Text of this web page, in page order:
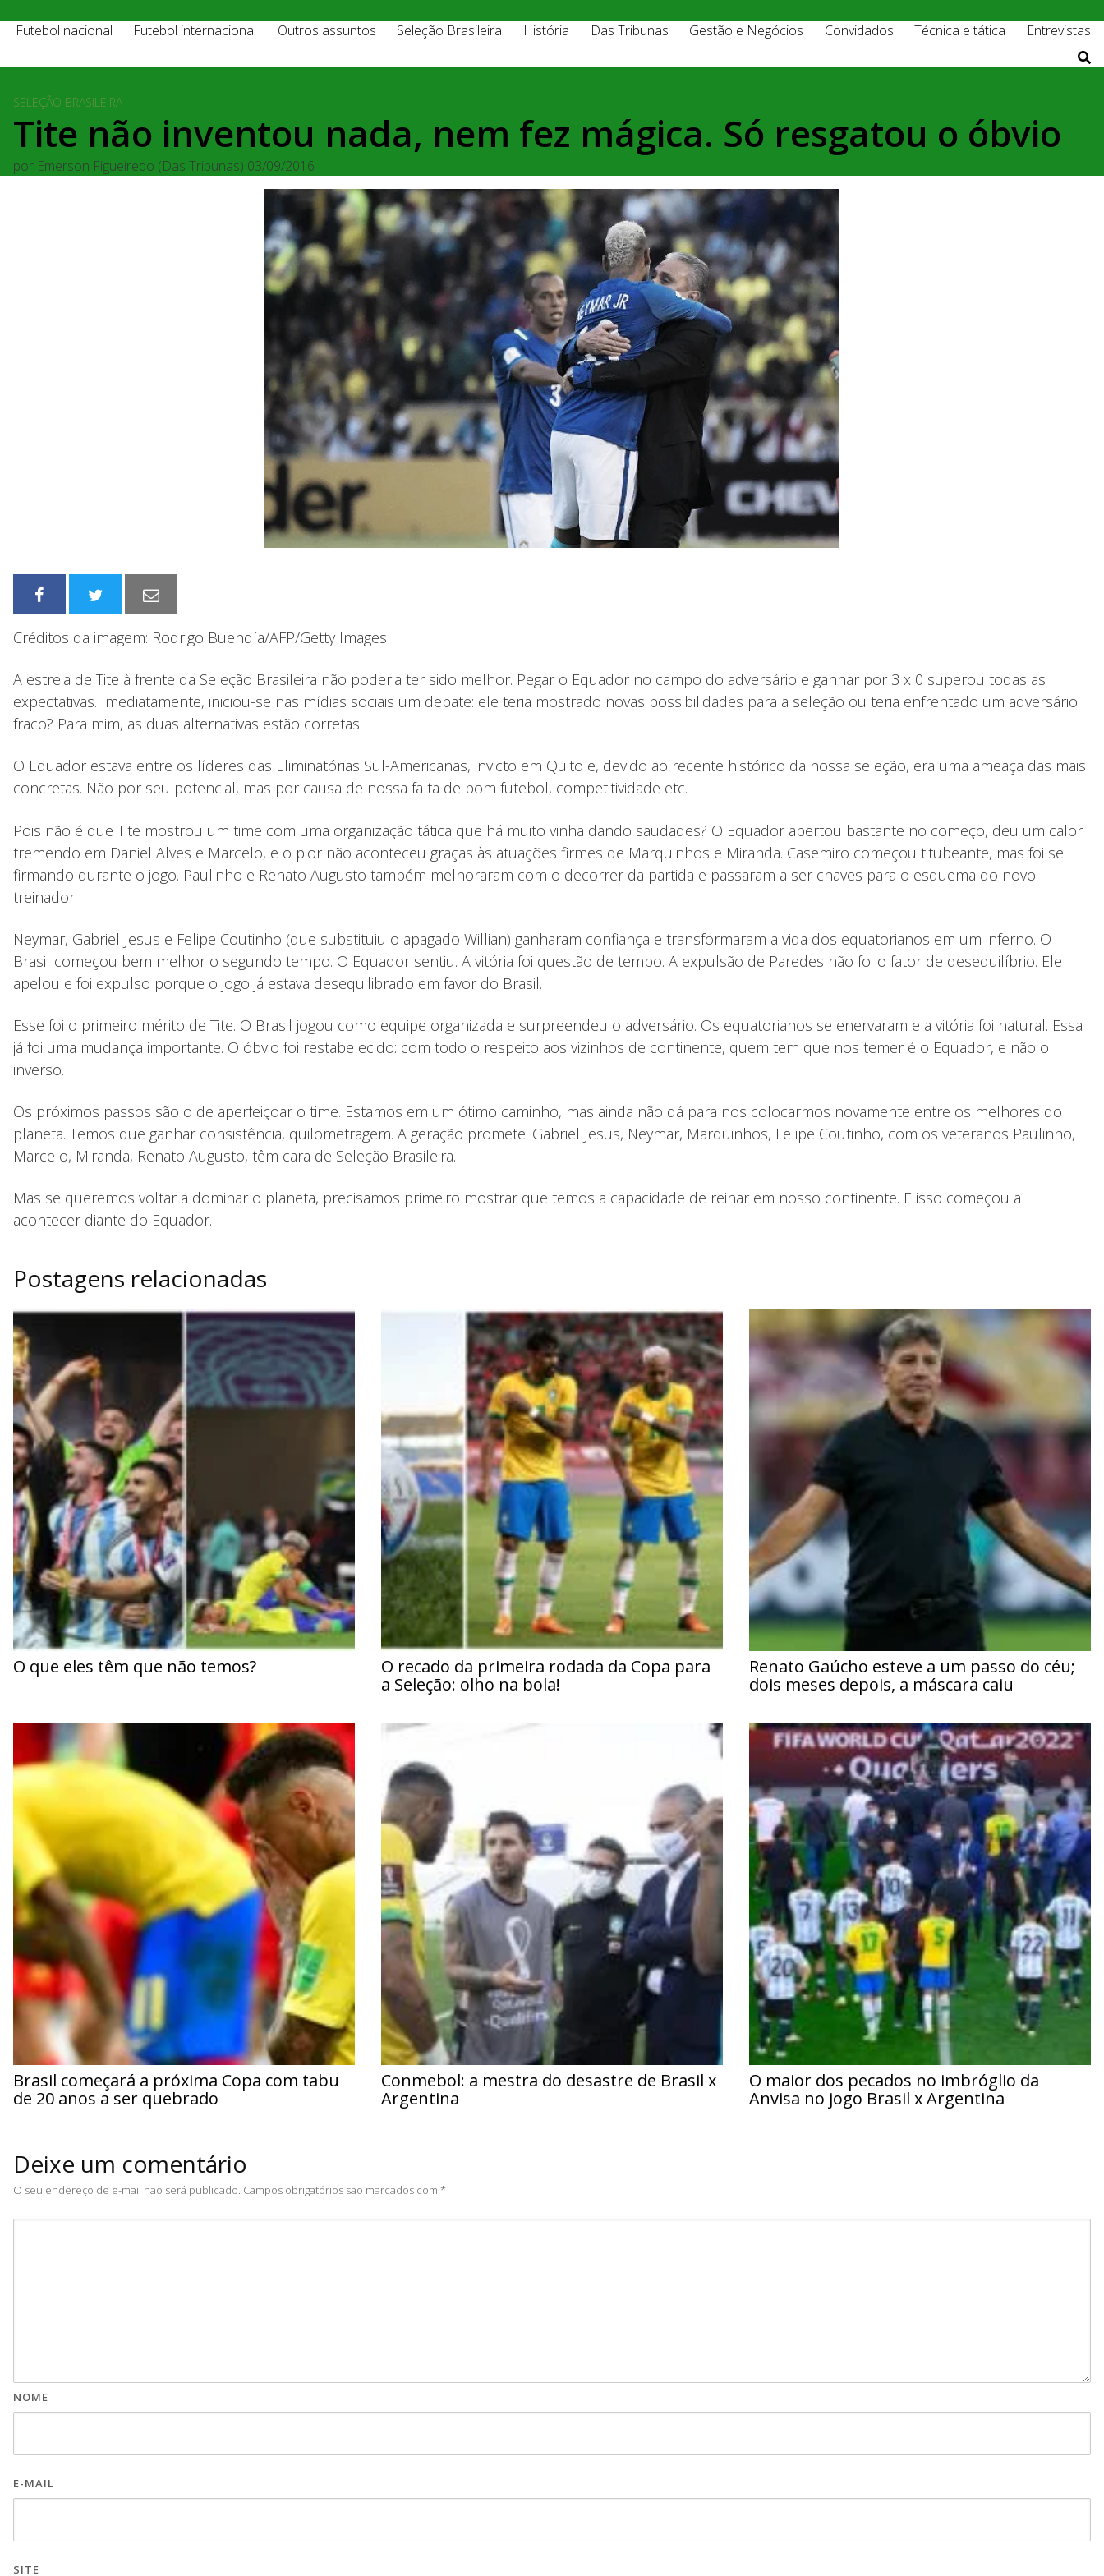
Futebol nacional Futebol internacional Outros assuntos Seleção Brasileira História Das Tribunas Gestão e Negócios Convidados Técnica e tática Entrevistas
SELEÇÃO BRASILEIRA
Tite não inventou nada, nem fez mágica. Só resgatou o óbvio
por Emerson Figueiredo (Das Tribunas) 03/09/2016
Créditos da imagem: Rodrigo Buendía/AFP/Getty Images
A estreia de Tite à frente da Seleção Brasileira não poderia ter sido melhor. Pegar o Equador no campo do adversário e ganhar por 3 x 0 superou todas as
expectativas. Imediatamente, iniciou-se nas mídias sociais um debate: ele teria mostrado novas possibilidades para a seleção ou teria enfrentado um adversário
fraco? Para mim, as duas alternativas estão corretas.
O Equador estava entre os líderes das Eliminatórias Sul-Americanas, invicto em Quito e, devido ao recente histórico da nossa seleção, era uma ameaça das mais
concretas. Não por seu potencial, mas por causa de nossa falta de bom futebol, competitividade etc.
Pois não é que Tite mostrou um time com uma organização tática que há muito vinha dando saudades? O Equador apertou bastante no começo, deu um calor
tremendo em Daniel Alves e Marcelo, e o pior não aconteceu graças às atuações firmes de Marquinhos e Miranda. Casemiro começou titubeante, mas foi se
firmando durante o jogo. Paulinho e Renato Augusto também melhoraram com o decorrer da partida e passaram a ser chaves para o esquema do novo
treinador.
Neymar, Gabriel Jesus e Felipe Coutinho (que substituiu o apagado Willian) ganharam confiança e transformaram a vida dos equatorianos em um inferno. O
Brasil começou bem melhor o segundo tempo. O Equador sentiu. A vitória foi questão de tempo. A expulsão de Paredes não foi o fator de desequilíbrio. Ele
apelou e foi expulso porque o jogo já estava desequilibrado em favor do Brasil.
Esse foi o primeiro mérito de Tite. O Brasil jogou como equipe organizada e surpreendeu o adversário. Os equatorianos se enervaram e a vitória foi natural. Essa
já foi uma mudança importante. O óbvio foi restabelecido: com todo o respeito aos vizinhos de continente, quem tem que nos temer é o Equador, e não o
inverso.
Os próximos passos são o de aperfeiçoar o time. Estamos em um ótimo caminho, mas ainda não dá para nos colocarmos novamente entre os melhores do
planeta. Temos que ganhar consistência, quilometragem. A geração promete. Gabriel Jesus, Neymar, Marquinhos, Felipe Coutinho, com os veteranos Paulinho,
Marcelo, Miranda, Renato Augusto, têm cara de Seleção Brasileira.
Mas se queremos voltar a dominar o planeta, precisamos primeiro mostrar que temos a capacidade de reinar em nosso continente. E isso começou a
acontecer diante do Equador.
Postagens relacionadas
O que eles têm que não temos?
O recado da primeira rodada da Copa para
a Seleção: olho na bola!
Renato Gaúcho esteve a um passo do céu;
dois meses depois, a máscara caiu
Brasil começará a próxima Copa com tabu
de 20 anos a ser quebrado
Conmebol: a mestra do desastre de Brasil x
Argentina
O maior dos pecados no imbróglio da
Anvisa no jogo Brasil x Argentina
Deixe um comentário
O seu endereço de e-mail não será publicado. Campos obrigatórios são marcados com *
NOME
E-MAIL
SITE